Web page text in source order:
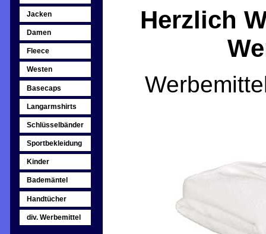
Jacken
Damen
Fleece
Westen
Basecaps
Langarmshirts
Schlüsselbänder
Sportbekleidung
Kinder
Bademäntel
Handtücher
div. Werbemittel
Herzlich